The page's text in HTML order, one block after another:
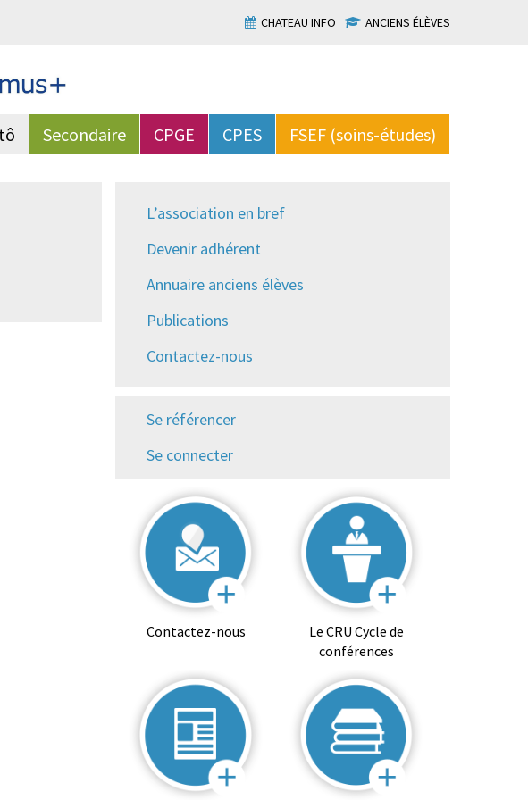
CHATEAU INFO ANCIENS ÉLÈVES
Secondaire CPGE CPES FSEF (soins-études)
L’association en bref
Devenir adhérent
Annuaire anciens élèves
Publications
Contactez-nous
Se référencer
Se connecter
Contactez-nous
Le CRU Cycle de
conférences